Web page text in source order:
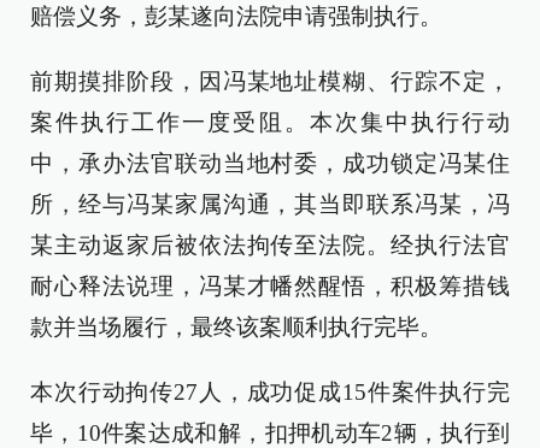
赔偿义务，彭某遂向法院申请强制执行。
前期摸排阶段，因冯某地址模糊、行踪不定，
案件执行工作一度受阻。本次集中执行行动
中，承办法官联动当地村委，成功锁定冯某住
所，经与冯某家属沟通，其当即联系冯某，冯
某主动返家后被依法拘传至法院。经执行法官
耐心释法说理，冯某才幡然醒悟，积极筹措钱
款并当场履行，最终该案顺利执行完毕。
本次行动拘传27人，成功促成15件案件执行完
毕，10件案达成和解，扣押机动车2辆，执行到